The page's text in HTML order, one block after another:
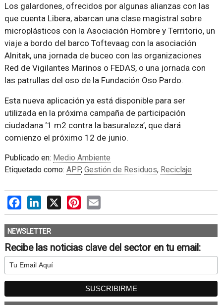
Los galardones, ofrecidos por algunas alianzas con las
que cuenta Libera, abarcan una clase magistral sobre
microplásticos con la Asociación Hombre y Territorio, un
viaje a bordo del barco Toftevaag con la asociación
Alnitak, una jornada de buceo con las organizaciones
Red de Vigilantes Marinos o FEDAS, o una jornada con
las patrullas del oso de la Fundación Oso Pardo.
Esta nueva aplicación ya está disponible para ser
utilizada en la próxima campaña de participación
ciudadana ‘1 m2 contra la basuraleza’, que dará
comienzo el próximo 12 de junio.
Publicado en: Medio Ambiente
Etiquetado como: APP, Gestión de Residuos, Reciclaje
FacebookLinkedIn
X PinterestEmail
NEWSLETTER
Recibe las noticias clave del sector en tu email: